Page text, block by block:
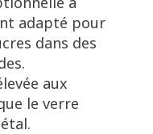
adapté pour
dans des
aux
le verre